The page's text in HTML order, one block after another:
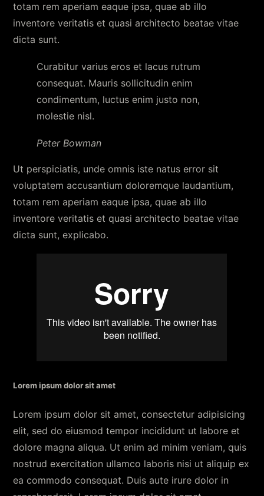
totam rem aperiam eaque ipsa, quae ab illo
inventore veritatis et quasi architecto beatae vitae
dicta sunt.
Curabitur varius eros et lacus rutrum
consequat. Mauris sollicitudin enim
condimentum, luctus enim justo non,
molestie nisl.
Peter Bowman
Ut perspiciatis, unde omnis iste natus error sit
voluptatem accusantium doloremque laudantium,
totam rem aperiam eaque ipsa, quae ab illo
inventore veritatis et quasi architecto beatae vitae
dicta sunt, explicabo.
Lorem ipsum dolor sit amet
Lorem ipsum dolor sit amet, consectetur adipisicing
elit, sed do eiusmod tempor incididunt ut labore et
dolore magna aliqua. Ut enim ad minim veniam, quis
nostrud exercitation ullamco laboris nisi ut aliquip ex
ea commodo consequat. Duis aute irure dolor in